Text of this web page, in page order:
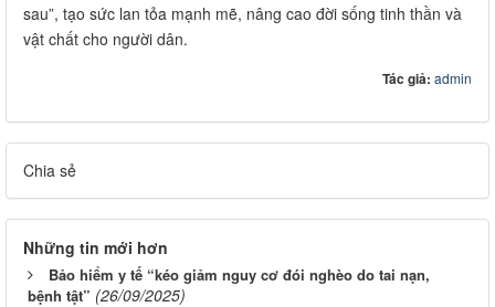
sau”, tạo sức lan tỏa mạnh mẽ, nâng cao đời sống tinh thần và
vật chất cho người dân.
Tác giả: admin
Chia sẻ
Những tin mới hơn
Bảo hiểm y tế “kéo giảm nguy cơ đói nghèo do tai nạn,
bệnh tật” (26/09/2025)